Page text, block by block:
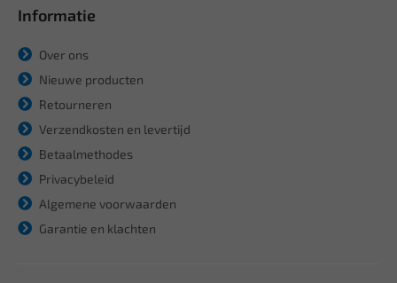
Informatie
Over ons
Nieuwe producten
Retourneren
Verzendkosten en levertijd
Betaalmethodes
Privacybeleid
Algemene voorwaarden
Garantie en klachten